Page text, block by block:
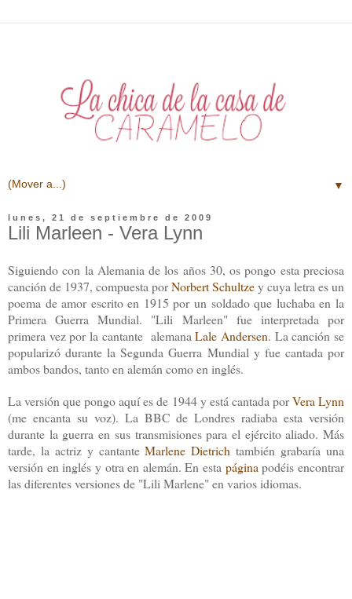
▼
lunes, 21 de septiembre de 2009
Lili Marleen - Vera Lynn
Siguiendo con la Alemania de los años 30, os pongo esta preciosa
canción de 1937, compuesta porNorbert Schultzey cuya letra es un
poema de amor escrito en 1915 por un soldado que luchaba en la
Primera Guerra Mundial. "Lili Marleen" fue interpretada por
primera vez por la cantante alemanaLale Andersen. La canción se
popularizó durante la Segunda Guerra Mundial y fue cantada por
ambos bandos, tanto en alemán como en inglés.
La versión que pongo aquí es de 1944 y está cantada porVera Lynn
(me encanta su voz). La BBC de Londres radiaba esta versión
durante la guerra en sus transmisiones para el ejército aliado. Más
tarde, la actriz y cantanteMarlene Dietrich también grabaría una
versión en inglés y otra en alemán. En esta páginapodéis encontrar
las diferentes versiones de "Lili Marlene" en varios idiomas.